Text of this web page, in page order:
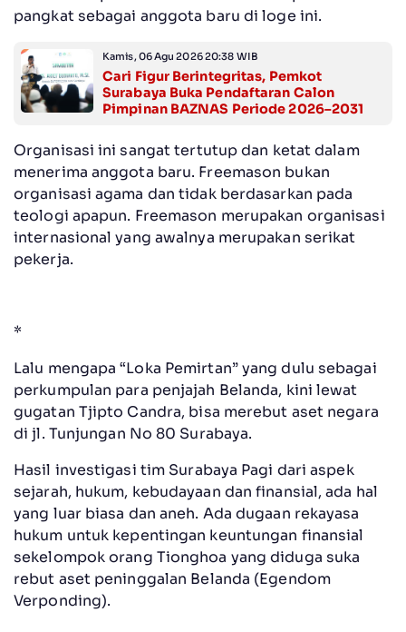
pangkat sebagai anggota baru di loge ini.
Kamis, 06 Agu 2026 20:38 WIB
Cari Figur Berintegritas, Pemkot
Surabaya Buka Pendaftaran Calon
Pimpinan BAZNAS Periode 2026–2031
Organisasi ini sangat tertutup dan ketat dalam
menerima anggota baru. Freemason bukan
organisasi agama dan tidak berdasarkan pada
teologi apapun. Freemason merupakan organisasi
internasional yang awalnya merupakan serikat
pekerja.
*
Lalu mengapa “Loka Pemirtan” yang dulu sebagai
perkumpulan para penjajah Belanda, kini lewat
gugatan Tjipto Candra, bisa merebut aset negara
di jl. Tunjungan No 80 Surabaya.
Hasil investigasi tim Surabaya Pagi dari aspek
sejarah, hukum, kebudayaan dan finansial, ada hal
yang luar biasa dan aneh. Ada dugaan rekayasa
hukum untuk kepentingan keuntungan finansial
sekelompok orang Tionghoa yang diduga suka
rebut aset peninggalan Belanda (Egendom
Verponding).